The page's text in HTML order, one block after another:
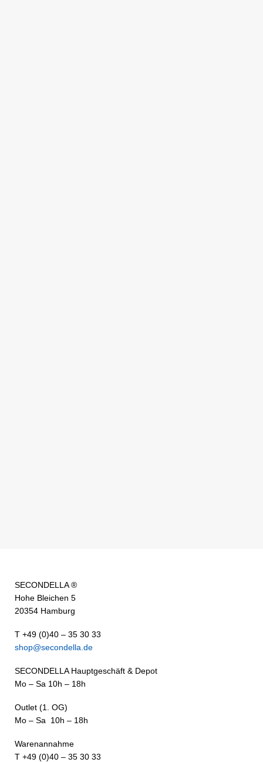
SECONDELLA ®
Hohe Bleichen 5
20354 Hamburg
T +49 (0)40 – 35 30 33
shop@secondella.de
SECONDELLA Hauptgeschäft & Depot
Mo – Sa 10h – 18h
Outlet (1. OG)
Mo – Sa 10h – 18h
Warenannahme
T +49 (0)40 – 35 30 33